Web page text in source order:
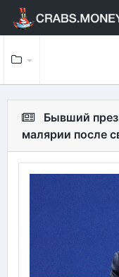
Бывший
малярии после